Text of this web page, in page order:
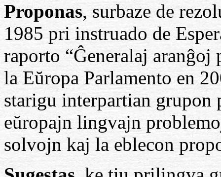
Proponas, surbaze de
1985 pri instruado de
raporto “Ĝeneralaj
la Eŭropa Parlamento en
starigu interpartian
eŭropajn lingvajn
solvojn kaj la eblecon